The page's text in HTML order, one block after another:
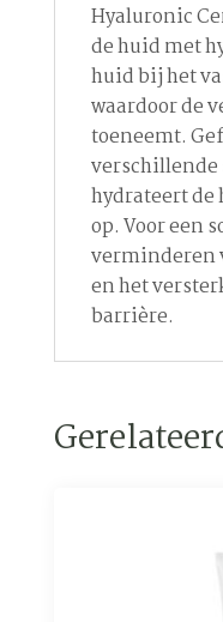
Hyaluronic
de huid met
huid bij het
waardoor de
toeneemt.
verschillende
hydrateert de
op. Voor een
verminderen
en het
barrière.